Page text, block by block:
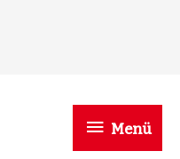
Menü
Menü